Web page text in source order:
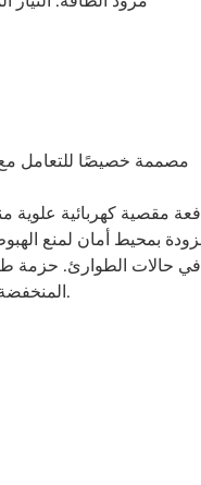
في حالات الطوارئ. حزمة
المنخفضة. انفجر صمام الأمان بالخرطوم لإيقاف طاولة الرفع ، مما يؤدي إلى خفض حالة كسر الخرطوم.